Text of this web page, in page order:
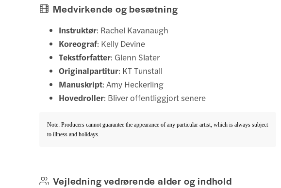
Medvirkende og besætning
Instruktør: Rachel Kavanaugh
Koreograf: Kelly Devine
Tekstforfatter: Glenn Slater
Originalpartitur: KT Tunstall
Manuskript: Amy Heckerling
Hovedroller: Bliver offentliggjort senere
Note: Producers cannot guarantee the appearance of any particular artist, which is always subject
to illness and holidays.
Vejledning vedrørende alder og indhold